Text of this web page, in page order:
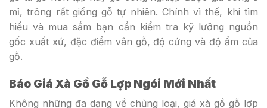
mỉ, trông rất giống gỗ tự nhiên. Chính vì thế, khi tìm
hiểu và mua sắm bạn cần kiểm tra kỹ lưỡng nguồn
gốc xuất xứ, đặc điểm vân gỗ, độ cứng và độ ẩm của
gỗ.
Báo Giá Xà Gồ Gỗ Lợp Ngói Mới Nhất
Không những đa dạng về chủng loại, giá xà gồ gỗ lợp